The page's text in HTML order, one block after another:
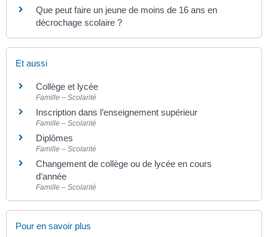
Que peut faire un jeune de moins de 16 ans en
décrochage scolaire ?
Et aussi
Collège et lycée
Famille – Scolarité
Inscription dans l’enseignement supérieur
Famille – Scolarité
Diplômes
Famille – Scolarité
Changement de collège ou de lycée en cours
d’année
Famille – Scolarité
Pour en savoir plus